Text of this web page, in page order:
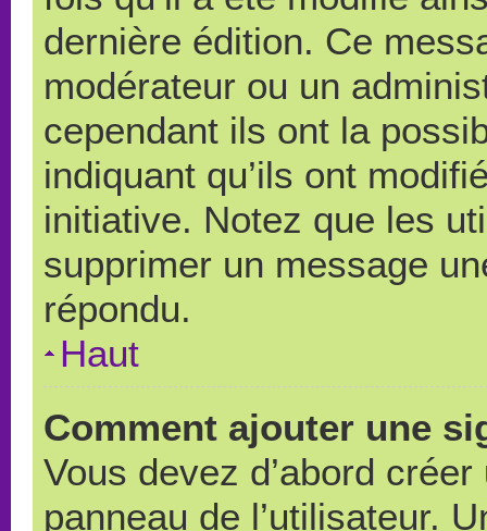
dernière édition. Ce
modérateur ou un
cependant ils ont la
indiquant qu’ils ont
initiative. Notez que les
supprimer un message
répondu.
Haut
Comment ajouter une
Vous devez d’abord
panneau de l’utilisateur.